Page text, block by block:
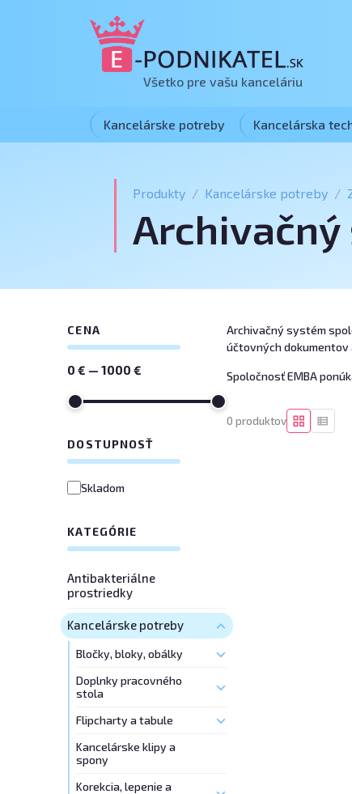
Všetko pre vašu kanceláriu
Kancelárske potreby Kancelárska
Produkty Kancelárske potreby
Archivačný
CENA
0 € — 1000 €
DOSTUPNOSŤ
Skladom
KATEGÓRIE
Antibakteriálne
prostriedky
Kancelárske potreby
Bločky, bloky, obálky
Doplnky pracovného
stola
Flipcharty a tabule
Kancelárske klipy a
spony
Korekcia, lepenie a
Archivačný systém
účtovných dokumentov
Spoločnosť EMBA
0 produktov